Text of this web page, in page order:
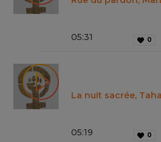
05:31 0
La nuit sacrée,
05:19 0